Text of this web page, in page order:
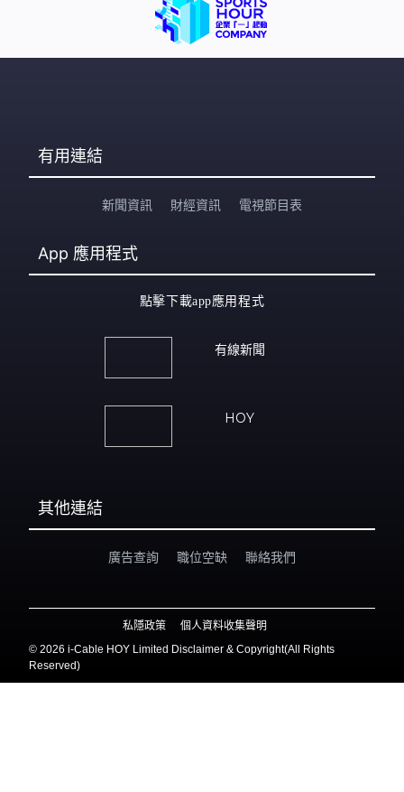
有用連結
新聞資訊 財經資訊 電視節目表
App 應用程式
點擊下載app應用程式
有線新聞
HOY
其他連結
廣告查詢 職位空缺 聯絡我們
私隱政策
個人資料收集聲明
© 2026 i-Cable HOY Limited Disclaimer & Copyright(All Rights
Reserved)